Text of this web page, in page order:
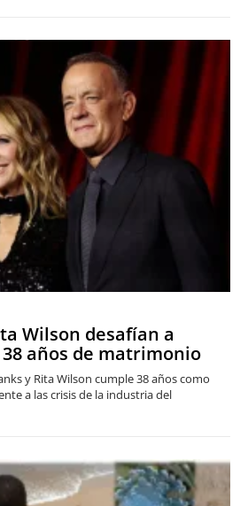
Wilson desafían a
años de matrimonio
y Rita Wilson cumple 38 años como
a las crisis de la industria del